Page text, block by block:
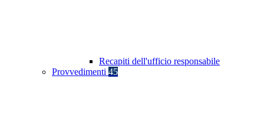
Recapiti dell'ufficio responsabile
Provvedimenti 45